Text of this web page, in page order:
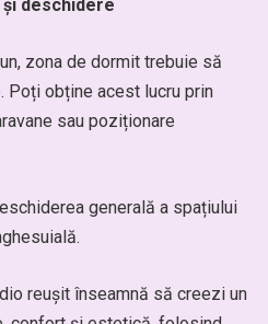
deschidere
zona de dormit trebuie să
Poți obține acest lucru prin
sau poziționare
generală a spațiului
reușit înseamnă să creezi un